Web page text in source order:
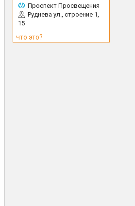
Проспект Просвещения
Руднева ул., строение 1,
15
что это?